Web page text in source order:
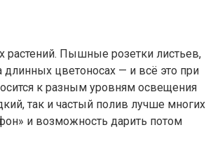
растений. Пышные розетки листьев,
цветоносах — и всё это при
к разным уровням освещения
так и частый полив лучше многих
и возможность дарить потом